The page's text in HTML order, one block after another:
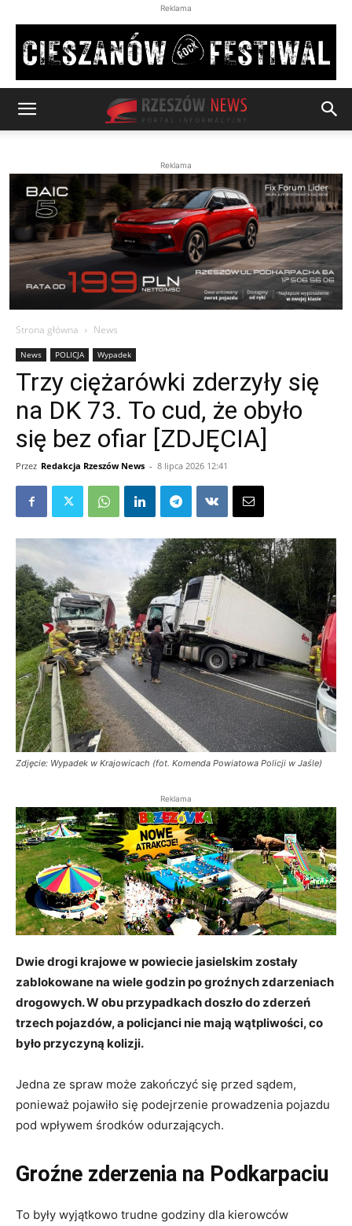
Reklama
Reklama
Strona główna News
News POLICJA Wypadek
Trzy ciężarówki zderzyły się
na DK 73. To cud, że obyło
się bez ofiar [ZDJĘCIA]
Przez Redakcja Rzeszów News - 8 lipca 2026 12:41
Zdjęcie: Wypadek w Krajowicach (fot. Komenda Powiatowa Policji w Jaśle)
Reklama
Dwie drogi krajowe w powiecie jasielskim zostały
zablokowane na wiele godzin po groźnych zdarzeniach
drogowych. W obu przypadkach doszło do zderzeń
trzech pojazdów, a policjanci nie mają wątpliwości, co
było przyczyną kolizji.
Jedna ze spraw może zakończyć się przed sądem,
ponieważ pojawiło się podejrzenie prowadzenia pojazdu
pod wpływem środków odurzających.
Groźne zderzenia na Podkarpaciu
To były wyjątkowo trudne godziny dla kierowców